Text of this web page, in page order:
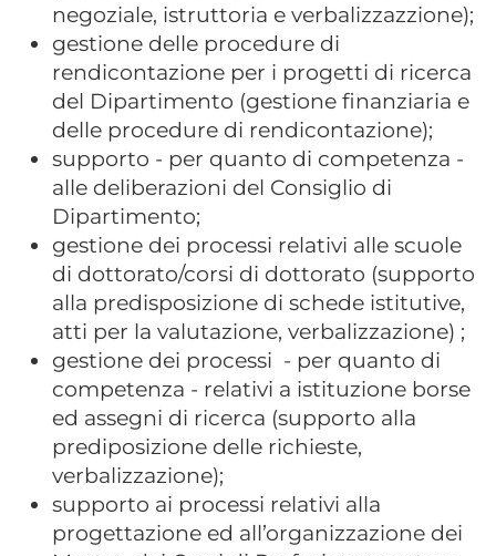
negoziale, istruttoria e verbalizzazzione);
gestione delle procedure di
rendicontazione per i progetti di ricerca
del Dipartimento (gestione finanziaria e
delle procedure di rendicontazione);
supporto - per quanto di competenza -
alle deliberazioni del Consiglio di
Dipartimento;
gestione dei processi relativi alle scuole
di dottorato/corsi di dottorato (supporto
alla predisposizione di schede istitutive,
atti per la valutazione, verbalizzazione) ;
gestione dei processi - per quanto di
competenza - relativi a istituzione borse
ed assegni di ricerca (supporto alla
prediposizione delle richieste,
verbalizzazione);
supporto ai processi relativi alla
progettazione ed all’organizzazione dei